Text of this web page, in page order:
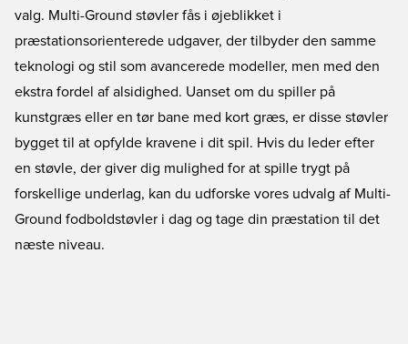
valg. Multi-Ground støvler fås i øjeblikket i
præstationsorienterede udgaver, der tilbyder den samme
teknologi og stil som avancerede modeller, men med den
ekstra fordel af alsidighed. Uanset om du spiller på
kunstgræs eller en tør bane med kort græs, er disse støvler
bygget til at opfylde kravene i dit spil. Hvis du leder efter
en støvle, der giver dig mulighed for at spille trygt på
forskellige underlag, kan du udforske vores udvalg af Multi-
Ground fodboldstøvler i dag og tage din præstation til det
næste niveau.